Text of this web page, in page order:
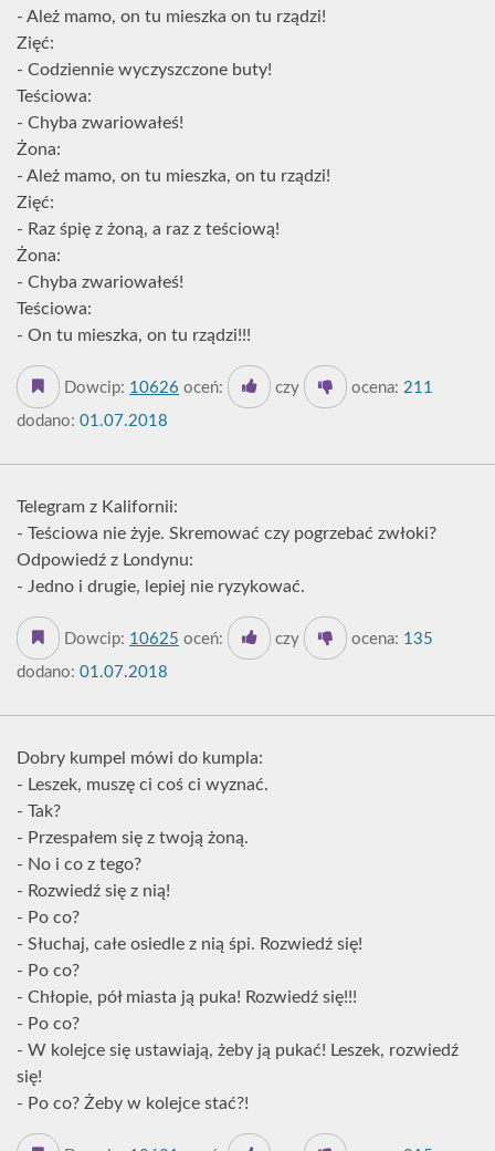
- Ależ mamo, on tu mieszka on tu rządzi!
Zięć:
- Codziennie wyczyszczone buty!
Teściowa:
- Chyba zwariowałeś!
Żona:
- Ależ mamo, on tu mieszka, on tu rządzi!
Zięć:
- Raz śpię z żoną, a raz z teściową!
Żona:
- Chyba zwariowałeś!
Teściowa:
- On tu mieszka, on tu rządzi!!!
Dowcip: 10626 oceń: czy ocena: 211
dodano: 01.07.2018
Telegram z Kalifornii:
- Teściowa nie żyje. Skremować czy pogrzebać zwłoki?
Odpowiedź z Londynu:
- Jedno i drugie, lepiej nie ryzykować.
Dowcip: 10625 oceń: czy ocena: 135
dodano: 01.07.2018
Dobry kumpel mówi do kumpla:
- Leszek, muszę ci coś ci wyznać.
- Tak?
- Przespałem się z twoją żoną.
- No i co z tego?
- Rozwiedź się z nią!
- Po co?
- Słuchaj, całe osiedle z nią śpi. Rozwiedź się!
- Po co?
- Chłopie, pół miasta ją puka! Rozwiedź się!!!
- Po co?
- W kolejce się ustawiają, żeby ją pukać! Leszek, rozwiedź
się!
- Po co? Żeby w kolejce stać?!